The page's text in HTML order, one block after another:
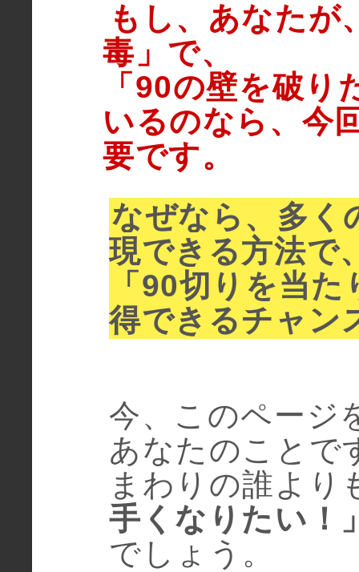
もし、あなたが
毒」で、
「90の壁を破
いるのなら、今
要です。
なぜなら、多く
現できる方法で
「90切りを当
得できるチャン
今、このページ
あなたのことで
まわりの誰より
手くなりたい！
でしょう。